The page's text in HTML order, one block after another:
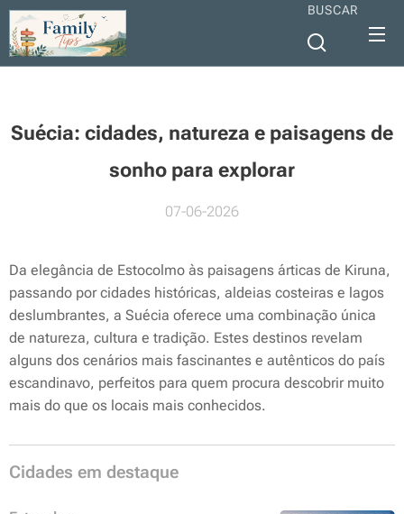
BUSCAR
Suécia: cidades, natureza e paisagens de
sonho para explorar
07-06-2026
Da elegância de Estocolmo às paisagens árticas de Kiruna,
passando por cidades históricas, aldeias costeiras e lagos
deslumbrantes, a Suécia oferece uma combinação única
de natureza, cultura e tradição. Estes destinos revelam
alguns dos cenários mais fascinantes e autênticos do país
escandinavo, perfeitos para quem procura descobrir muito
mais do que os locais mais conhecidos.
Cidades em destaque